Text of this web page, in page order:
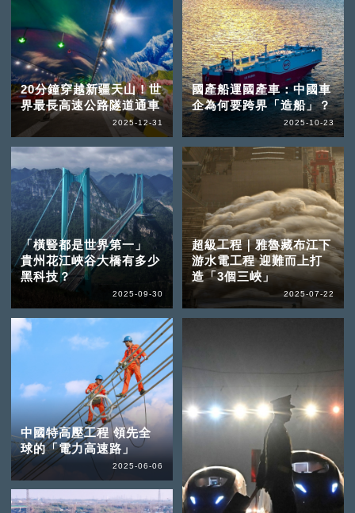
20分鐘穿越新疆天山！世
界最長高速公路隧道通車
2025-12-31
國產船運國產車：中國車
企為何要跨界「造船」？
2025-10-23
「橫豎都是世界第一」
貴州花江峽谷大橋有多少
黑科技？
2025-09-30
超級工程｜雅魯藏布江下
游水電工程 迎難而上打
造「3個三峽」
2025-07-22
中國特高壓工程 領先全
球的「電力高速路」
2025-06-06